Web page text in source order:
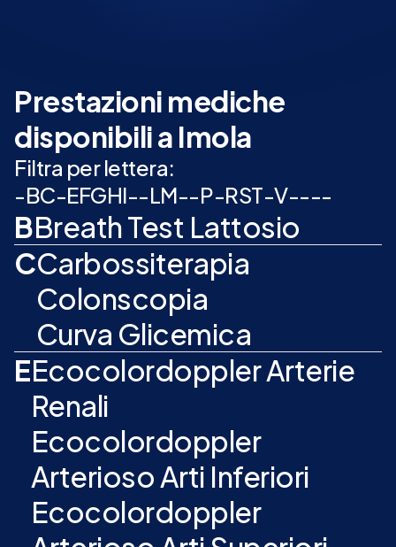
Prestazioni mediche
disponibili a Imola
Filtra per lettera:
-BC-EFGHI--LM--P-RST-V----
BBreath Test Lattosio
CCarbossiterapia
Colonscopia
Curva Glicemica
EEcocolordoppler Arterie
Renali
Ecocolordoppler
Arterioso Arti Inferiori
Ecocolordoppler